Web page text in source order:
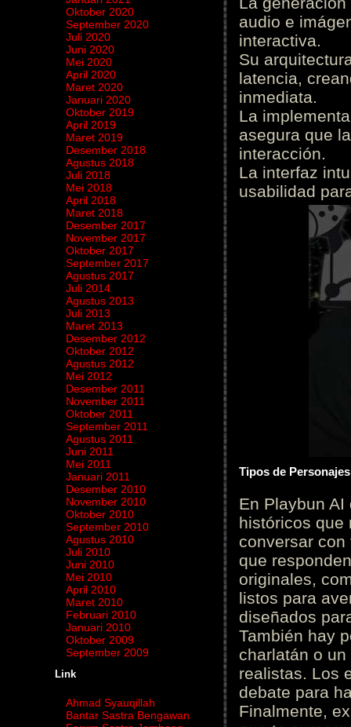
Oktober 2020
September 2020
Juli 2020
Juni 2020
Mei 2020
April 2020
Maret 2020
Januari 2020
Oktober 2019
April 2019
Maret 2019
Desember 2018
Agustus 2018
Juli 2018
Mei 2018
April 2018
Maret 2018
Desember 2017
November 2017
Oktober 2017
September 2017
Agustus 2017
Juli 2014
Agustus 2013
Juli 2013
Maret 2013
Desember 2012
Oktober 2012
Agustus 2012
Mei 2012
Desember 2011
November 2011
Oktober 2011
September 2011
Agustus 2011
Juni 2011
Mei 2011
Januari 2011
Desember 2010
November 2010
Oktober 2010
September 2010
Agustus 2010
Juli 2010
Juni 2010
Mei 2010
April 2010
Maret 2010
Februari 2010
Januari 2010
Oktober 2009
September 2009
Link
Ahmad Syauqillah
Bantar Sastra Bengawan
audio e
interactiva.
Su
latencia,
inmediata.
La
asegura que
interacción.
La interfaz
usabilidad
Tipos de
En Playbun
históricos que
conversar
que
originales,
listos para
diseñados
También hay
charlatán o
realistas. Los
debate para
Finalmente,